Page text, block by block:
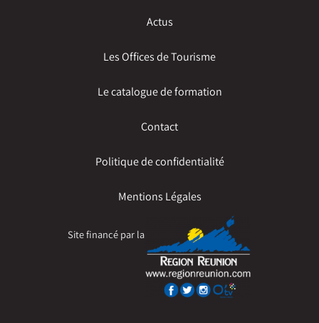
Actus
Les Offices de Tourisme
Le catalogue de formation
Contact
Politique de confidentialité
Mentions Légales
Site financé par la